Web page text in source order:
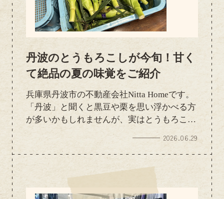
ご来店・お問い合わせを心よりお待ちしてお
ります。
丹波のとうもろこしが今旬！甘く
て絶品の夏の味覚をご紹介
兵庫県丹波市の不動産会社Nitta Homeです。
「丹波」と聞くと黒豆や栗を思い浮かべる方
が多いかもしれませんが、実はとうもろこし
もとても美味しいことで知られています✨ こ
の時期になると収穫が始まり、これからどん
どん出荷量も増えていきます！ 丹波のとう
もろこしは、とにかく甘みが強く、粒がプリ
られるほど甘い品種もあります 道の駅や直
2026.06.29